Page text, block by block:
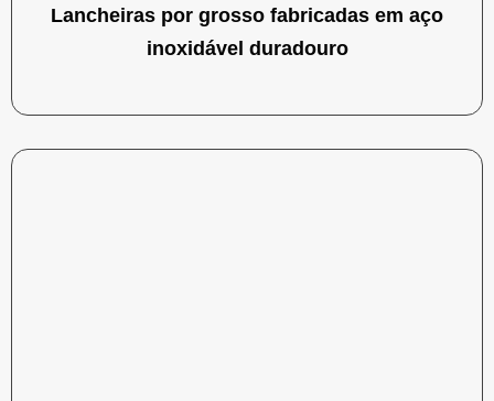
Lancheiras por grosso fabricadas em aço
inoxidável duradouro